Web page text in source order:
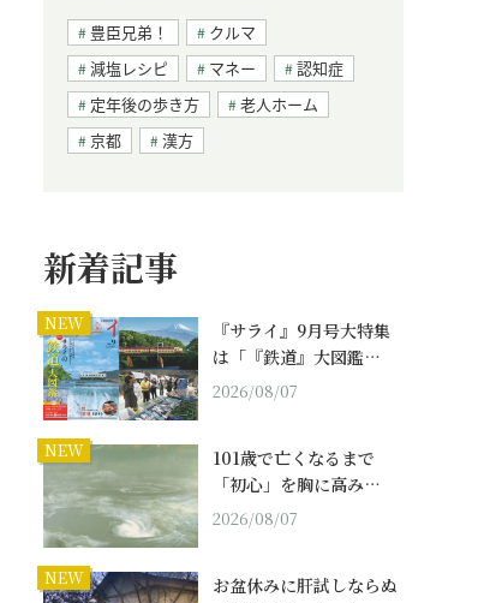
豊臣兄弟！
クルマ
減塩レシピ
マネー
認知症
定年後の歩き方
老人ホーム
京都
漢方
新着記事
NEW
『サライ』9月号大特集
は「『鉄道』大図鑑…
2026/08/07
NEW
101歳で亡くなるまで
「初心」を胸に高み…
2026/08/07
NEW
お盆休みに肝試しならぬ